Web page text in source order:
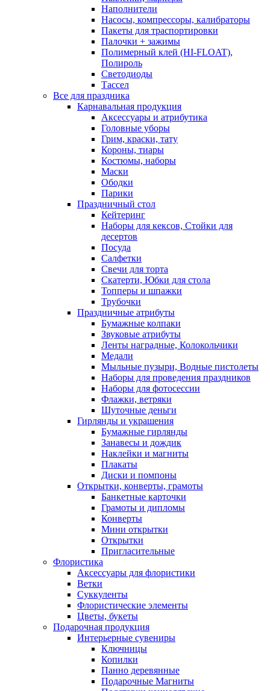
Наполнители
Насосы, компрессоры, калибраторы
Пакеты для траспортировки
Палочки + зажимы
Полимерный клей (HI-FLOAT),
Полироль
Светодиоды
Тассел
Все для праздника
Карнавальная продукция
Аксессуары и атрибутика
Головные уборы
Грим, краски, тату
Короны, тиары
Костюмы, наборы
Маски
Ободки
Парики
Праздничный стол
Кейтеринг
Наборы для кексов, Стойки для
десертов
Посуда
Салфетки
Свечи для торта
Скатерти, Юбки для стола
Топперы и шпажки
Трубочки
Праздничные атрибуты
Бумажные колпаки
Звуковые атрибуты
Ленты наградные, Колокольчики
Медали
Мыльные пузыри, Водные пистолеты
Наборы для проведения праздников
Наборы для фотосессии
Флажки, ветряки
Шуточные деньги
Гирлянды и украшения
Бумажные гирлянды
Занавесы и дождик
Наклейки и магниты
Плакаты
Диски и помпоны
Открытки, конверты, грамоты
Банкетные карточки
Грамоты и дипломы
Конверты
Мини открытки
Открытки
Пригласительные
Флористика
Аксессуары для флористики
Ветки
Суккуленты
Флористические элементы
Цветы, букеты
Подарочная продукция
Интерьерные сувениры
Ключницы
Копилки
Панно деревянные
Подарочные Магниты